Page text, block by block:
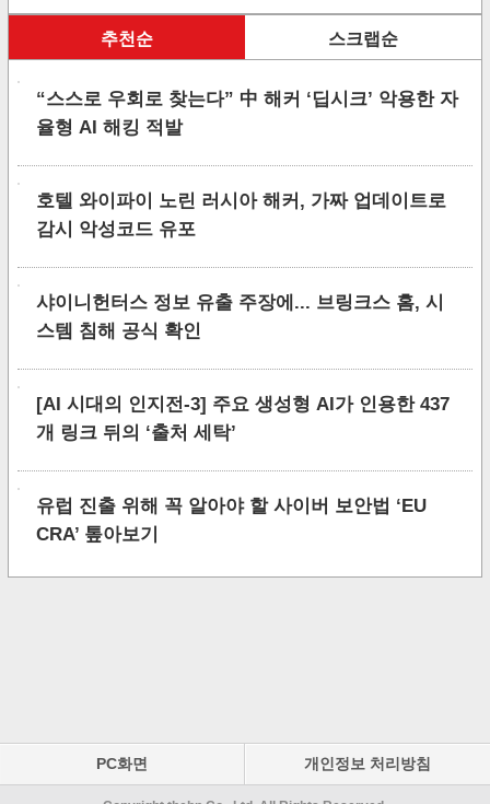
추천순 스크랩순
“스스로 우회로 찾는다” 中 해커 ‘딥시크’ 악용한 자
율형 AI 해킹 적발
호텔 와이파이 노린 러시아 해커, 가짜 업데이트로
감시 악성코드 유포
샤이니헌터스 정보 유출 주장에... 브링크스 홈, 시
스템 침해 공식 확인
[AI 시대의 인지전-3] 주요 생성형 AI가 인용한 437
개 링크 뒤의 ‘출처 세탁’
유럽 진출 위해 꼭 알아야 할 사이버 보안법 ‘EU
CRA’ 톺아보기
PC화면 개인정보 처리방침